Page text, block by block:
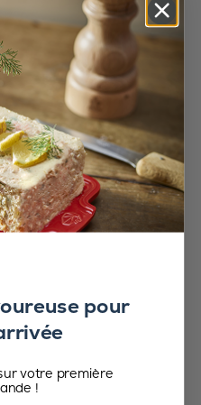
finition antiquaire 10 cm
pour
votre première
!